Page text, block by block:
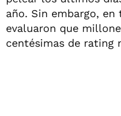
año. Sin embargo,
evaluaron que
centésimas de rating